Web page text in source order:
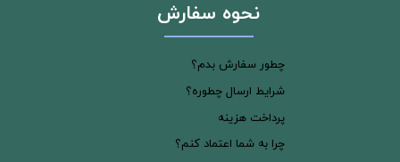
نحوه سفارش
چطور سفارش بدم؟
شرایط ارسال چطوره؟
پرداخت هزینه
چرا به شما اعتماد کنم؟